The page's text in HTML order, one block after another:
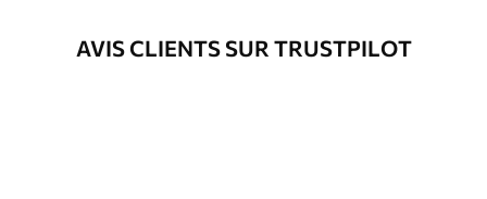
AVIS CLIENTS SUR TRUSTPILOT